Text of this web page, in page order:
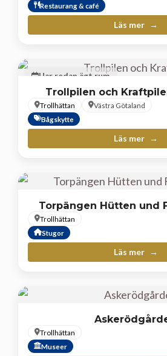
Restaurang & café
Läs mer
Har redan ägt rum
Trollpilen och
Trollhättan
Västra Götaland
Bågskytte
Läs mer
Torpängen Hütten und
Trollhättan
Stugor
Läs mer
Trollhättan
Museer